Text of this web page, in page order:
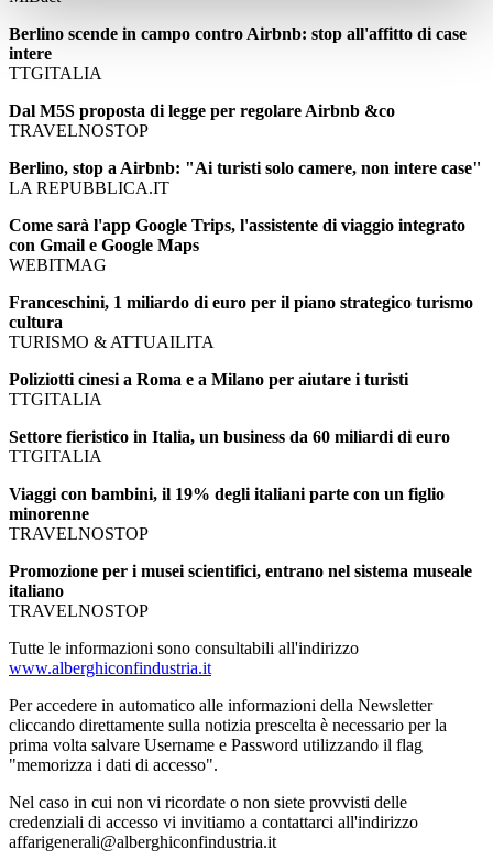
Berlino scende in campo contro Airbnb: stop all'affitto di case
intere
TTGITALIA
Dal M5S proposta di legge per regolare Airbnb &co
TRAVELNOSTOP
Berlino, stop a Airbnb: "Ai turisti solo camere, non intere case"
LA REPUBBLICA.IT
Come sarà l'app Google Trips, l'assistente di viaggio integrato
con Gmail e Google Maps
WEBITMAG
Franceschini, 1 miliardo di euro per il piano strategico turismo
cultura
TURISMO & ATTUAILITA
Poliziotti cinesi a Roma e a Milano per aiutare i turisti
TTGITALIA
Settore fieristico in Italia, un business da 60 miliardi di euro
TTGITALIA
Viaggi con bambini, il 19% degli italiani parte con un figlio
minorenne
TRAVELNOSTOP
Promozione per i musei scientifici, entrano nel sistema museale
italiano
TRAVELNOSTOP
Tutte le informazioni sono consultabili all'indirizzo
www.alberghiconfindustria.it
Per accedere in automatico alle informazioni della Newsletter
cliccando direttamente sulla notizia prescelta è necessario per la
prima volta salvare Username e Password utilizzando il flag
"memorizza i dati di accesso".
Nel caso in cui non vi ricordate o non siete provvisti delle
credenziali di accesso vi invitiamo a contattarci all'indirizzo
affarigenerali@alberghiconfindustria.it